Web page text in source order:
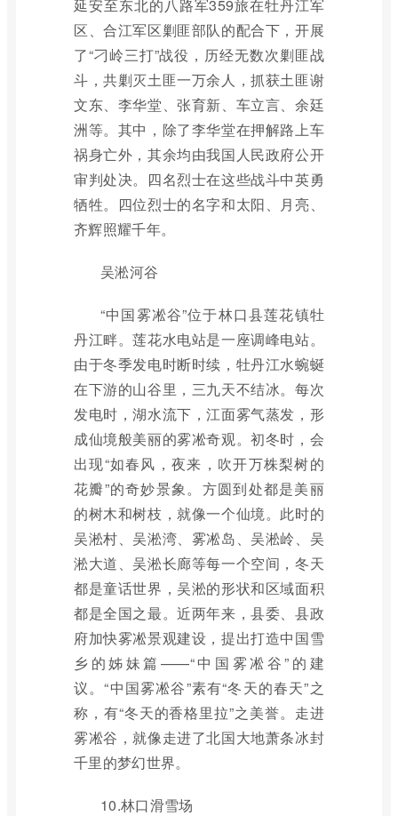
延安至东北的八路军359旅在牡丹江军
区、合江军区剿匪部队的配合下，开展
了“刁岭三打”战役，历经无数次剿匪战
斗，共剿灭土匪一万余人，抓获土匪谢
文东、李华堂、张育新、车立言、余廷
洲等。其中，除了李华堂在押解路上车
祸身亡外，其余均由我国人民政府公开
审判处决。四名烈士在这些战斗中英勇
牺牲。四位烈士的名字和太阳、月亮、
齐辉照耀千年。
吴淞河谷
“中国雾凇谷”位于林口县莲花镇牡
丹江畔。莲花水电站是一座调峰电站。
由于冬季发电时断时续，牡丹江水蜿蜒
在下游的山谷里，三九天不结冰。每次
发电时，湖水流下，江面雾气蒸发，形
成仙境般美丽的雾凇奇观。初冬时，会
出现“如春风，夜来，吹开万株梨树的
花瓣”的奇妙景象。方圆到处都是美丽
的树木和树枝，就像一个仙境。此时的
吴淞村、吴淞湾、雾凇岛、吴淞岭、吴
淞大道、吴淞长廊等每一个空间，冬天
都是童话世界，吴淞的形状和区域面积
都是全国之最。近两年来，县委、县政
府加快雾凇景观建设，提出打造中国雪
乡的姊妹篇——“中国雾凇谷”的建
议。“中国雾凇谷”素有“冬天的春天”之
称，有“冬天的香格里拉”之美誉。走进
雾凇谷，就像走进了北国大地萧条冰封
千里的梦幻世界。
10.林口滑雪场